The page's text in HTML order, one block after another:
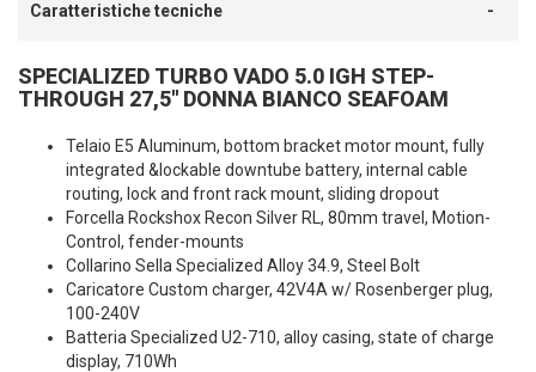
Caratteristiche tecniche
SPECIALIZED TURBO VADO 5.0 IGH STEP-
THROUGH 27,5'' DONNA BIANCO SEAFOAM
Telaio E5 Aluminum, bottom bracket motor mount, fully
integrated &lockable downtube battery, internal cable
routing, lock and front rack mount, sliding dropout
Forcella Rockshox Recon Silver RL, 80mm travel, Motion-
Control, fender-mounts
Collarino Sella Specialized Alloy 34.9, Steel Bolt
Caricatore Custom charger, 42V4A w/ Rosenberger plug,
100-240V
Batteria Specialized U2-710, alloy casing, state of charge
display, 710Wh